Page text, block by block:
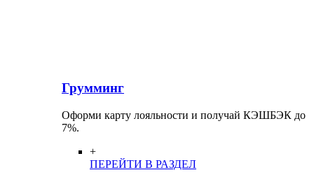
Грумминг
Оформи карту лояльности и получай КЭШБЭК до
7%.
+
ПЕРЕЙТИ В РАЗДЕЛ